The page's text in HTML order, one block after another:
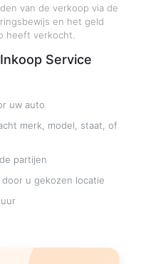
van de verkoop via de
en het geld
heeft verkocht.
Service
uw auto
merk, model, staat, of
partijen
u gekozen locatie